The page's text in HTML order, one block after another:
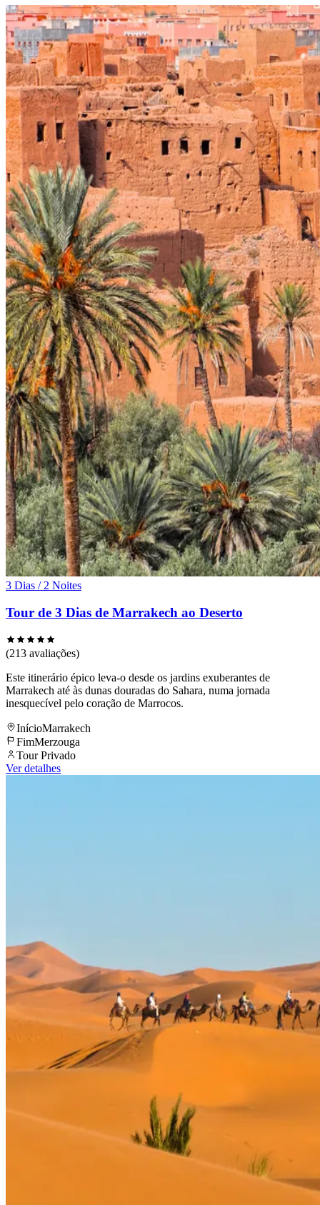
3 Dias / 2 Noites
Tour de 3 Dias de Marrakech ao Deserto
(213 avaliações)
Este itinerário épico leva-o desde os jardins exuberantes de
Marrakech até às dunas douradas do Sahara, numa jornada
inesquecível pelo coração de Marrocos.
InícioMarrakech
FimMerzouga
Tour Privado
Ver detalhes